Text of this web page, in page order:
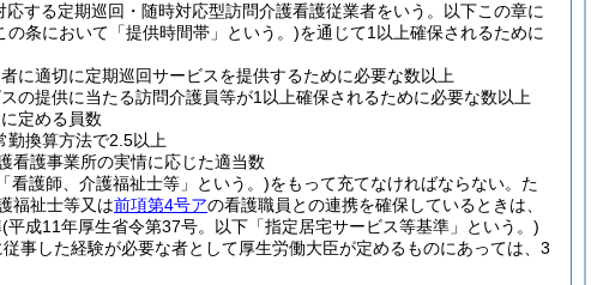
する定期巡回・随時対応型訪問介護看護従業者をいう。以下この章に
の条において「提供時間帯」という。)を通じて1以上確保されるために
適切に定期巡回サービスを提供するために必要な数以上
提供に当たる訪問介護員等が1以上確保されるために必要な数以上
定める員数
換算方法で2.5以上
護事業所の実情に応じた適当数
看護師、介護福祉士等」という。)をもって充てなければならない。 た
福祉士等又は前項第4号アの看護職員との連携を確保しているときは、
(平成11年厚生省令第37号。以下「指定居宅サービス等基準」という。)
事した経験が必要な者として厚生労働大臣が定めるものにあっては、3